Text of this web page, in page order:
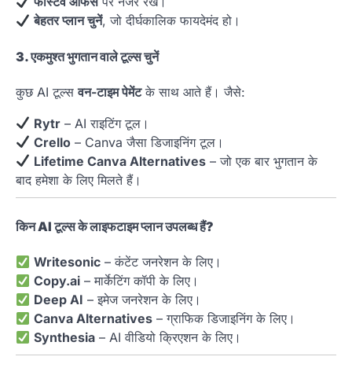
बेहतर प्लान चुनें, जो दीर्घकालिक फायदेमंद हो।
3. एकमुश्त भुगतान वाले टूल्स चुनें
कुछ AI टूल्सवन-टाइम पेमेंटके साथ आते हैं। जैसे:
Rytr – AI राइटिंग टूल।
Crello – Canva जैसा डिजाइनिंग टूल।
Lifetime Canva Alternatives – जो एक बार भुगतान के
बाद हमेशा के लिए मिलते हैं।
किन AI टूल्स के लाइफटाइम प्लान उपलब्ध हैं?
Writesonic – कंटेंट जनरेशन के लिए।
Copy.ai – मार्केटिंग कॉपी के लिए।
Deep AI – इमेज जनरेशन के लिए।
Canva Alternatives – ग्राफिक डिजाइनिंग के लिए।
Synthesia – AI वीडियो क्रिएशन के लिए।